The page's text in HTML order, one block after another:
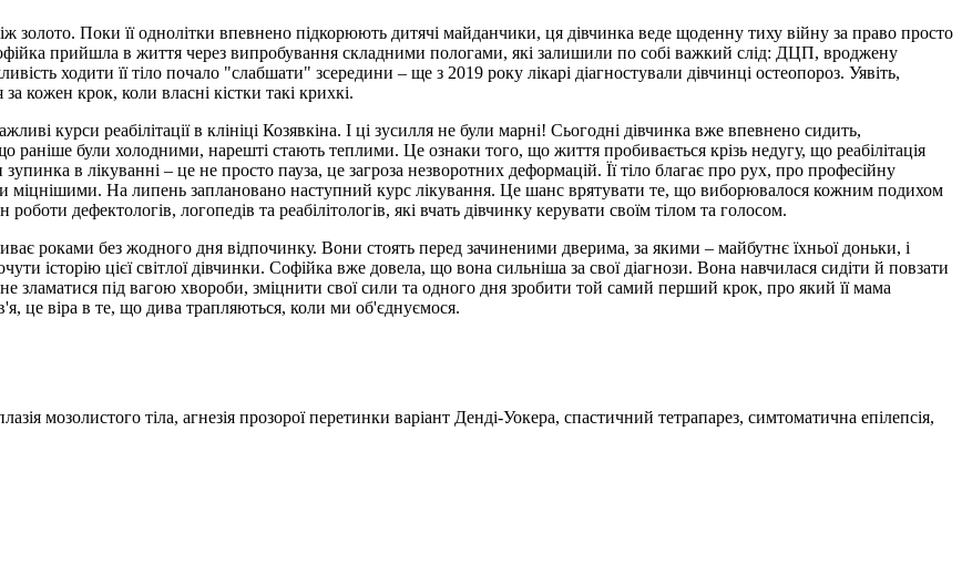
золото. Поки її однолітки впевнено підкорюють дитячі майданчики, ця дівчинка веде щоденну тиху війну за право просто
прийшла в життя через випробування складними пологами, які залишили по собі важкий слід: ДЦП, вроджену
ходити її тіло почало "слабшати" зсередини – ще з 2019 року лікарі діагностували дівчинці остеопороз. Уявіть,
кожен крок, коли власні кістки такі крихкі.
курси реабілітації в клініці Козявкіна. І ці зусилля не були марні! Сьогодні дівчинка вже впевнено сидить,
були холодними, нарешті стають теплими. Це ознаки того, що життя пробивається крізь недугу, що реабілітація
в лікуванні – це не просто пауза, це загроза незворотних деформацій. Її тіло благає про рух, про професійну
міцнішими. На липень заплановано наступний курс лікування. Це шанс врятувати те, що виборювалося кожним подихом
дефектологів, логопедів та реабілітологів, які вчать дівчинку керувати своїм тілом та голосом.
роками без жодного дня відпочинку. Вони стоять перед зачиненими дверима, за якими – майбутнє їхньої доньки, і
історію цієї світлої дівчинки. Софійка вже довела, що вона сильніша за свої діагнози. Вона навчилася сидіти й повзати
зламатися під вагою хвороби, зміцнити свої сили та одного дня зробити той самий перший крок, про який її мама
це віра в те, що дива трапляються, коли ми об'єднуємося.
мозолистого тіла, агнезія прозорої перетинки варіант Денді-Уокера, спастичний тетрапарез, симтоматична епілепсія,